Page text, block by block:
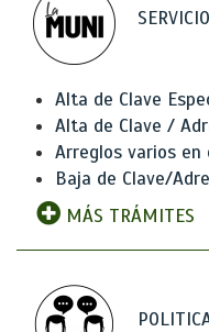
Alta de Clave
Alta de Clave /
Arreglos varios en
Baja de Clave/
MÁS TRÁMITES